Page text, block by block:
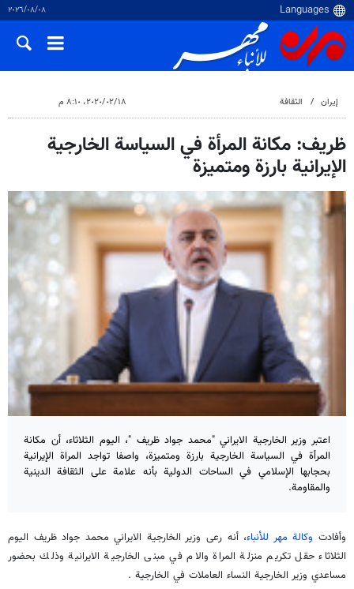
٠٨‏/٠٨‏/٢٠٢٦
إيران الثقافة ١٨‏/٠٢‏/٢٠٢٠، ٨:١٠ م
ظريف: مكانة المرأة في السياسة الخارجية
الإيرانية بارزة ومتميزة
اعتبر وزير الخارجية الايراني "محمد جواد ظريف "، اليوم الثلاثاء، أن مكانة
المرأة في السياسة الخارجية بارزة ومتميزة، واصفا تواجد المراة الإيرانية
بحجابها الإسلامي في الساحات الدولية بأنه علامة على الثقافة الدينية
والمقاومة.
وأفادت وكالة مهر للأنباء، أنه رعى وزير الخارجية الايراني محمد جواد ظريف اليوم
الثلاثاء حقل تكريم منزلة المراة والام في مبنى الخارجية الايرانية وذلك بحضور
مساعدي وزير الخارجية النساء العاملات في الخارجية .